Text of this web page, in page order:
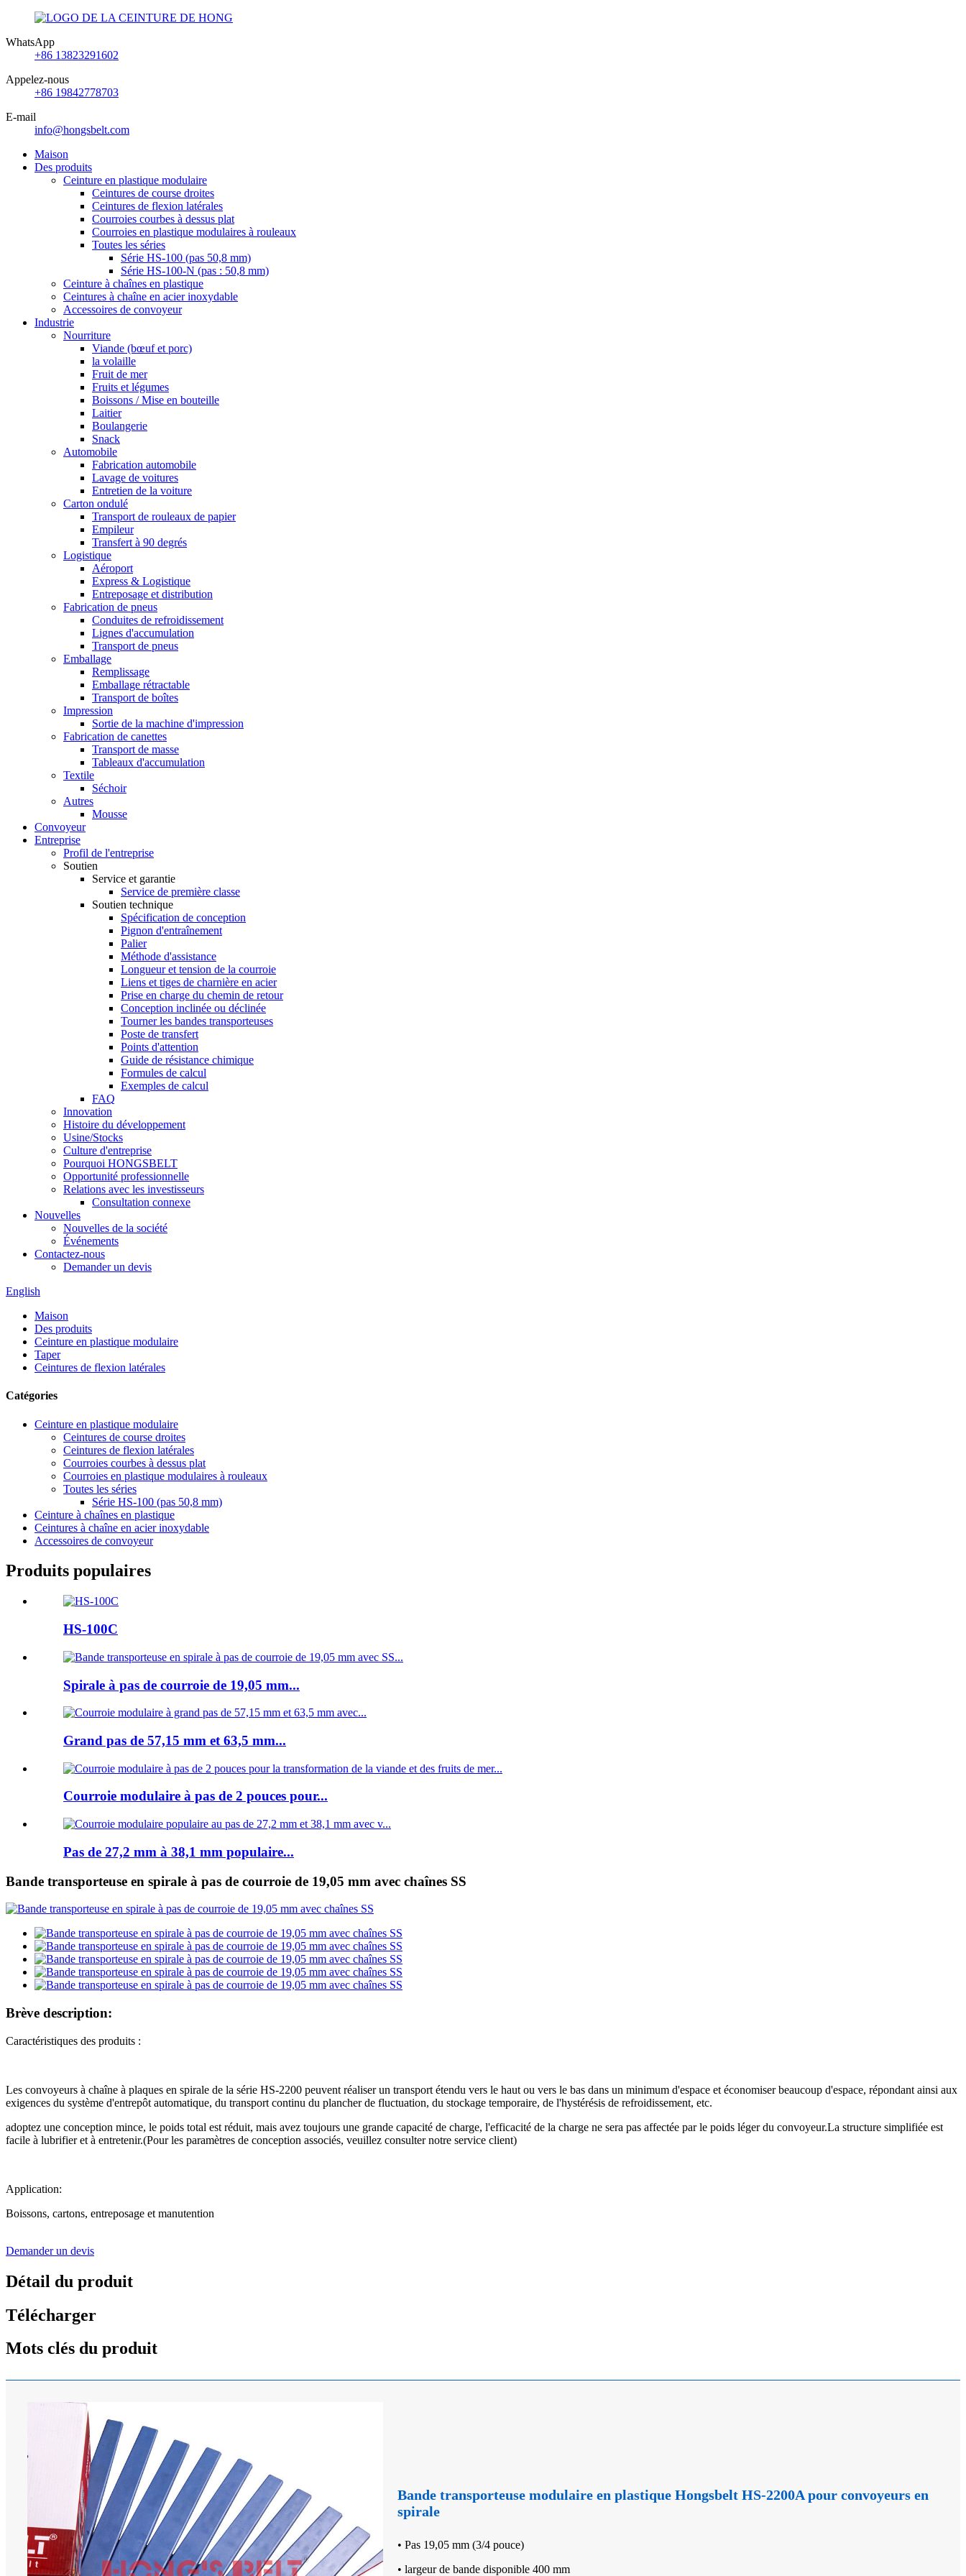
WhatsApp
+86 13823291602
Appelez-nous
+86 19842778703
E-mail
info@hongsbelt.com
Maison
Des produits
Ceinture en plastique modulaire
Ceintures de course droites
Ceintures de flexion latérales
Courroies courbes à dessus plat
Courroies en plastique modulaires à rouleaux
Toutes les séries
Série HS-100 (pas 50,8 mm)
Série HS-100-N (pas : 50,8 mm)
Ceinture à chaînes en plastique
Ceintures à chaîne en acier inoxydable
Accessoires de convoyeur
Industrie
Nourriture
Viande (bœuf et porc)
la volaille
Fruit de mer
Fruits et légumes
Boissons / Mise en bouteille
Laitier
Boulangerie
Snack
Automobile
Fabrication automobile
Lavage de voitures
Entretien de la voiture
Carton ondulé
Transport de rouleaux de papier
Empileur
Transfert à 90 degrés
Logistique
Aéroport
Express & Logistique
Entreposage et distribution
Fabrication de pneus
Conduites de refroidissement
Lignes d'accumulation
Transport de pneus
Emballage
Remplissage
Emballage rétractable
Transport de boîtes
Impression
Sortie de la machine d'impression
Fabrication de canettes
Transport de masse
Tableaux d'accumulation
Textile
Séchoir
Autres
Mousse
Convoyeur
Entreprise
Profil de l'entreprise
Soutien
Service et garantie
Service de première classe
Soutien technique
Spécification de conception
Pignon d'entraînement
Palier
Méthode d'assistance
Longueur et tension de la courroie
Liens et tiges de charnière en acier
Prise en charge du chemin de retour
Conception inclinée ou déclinée
Tourner les bandes transporteuses
Poste de transfert
Points d'attention
Guide de résistance chimique
Formules de calcul
Exemples de calcul
FAQ
Innovation
Histoire du développement
Usine/Stocks
Culture d'entreprise
Pourquoi HONGSBELT
Opportunité professionnelle
Relations avec les investisseurs
Consultation connexe
Nouvelles
Nouvelles de la société
Événements
Contactez-nous
Demander un devis
English
Maison
Des produits
Ceinture en plastique modulaire
Taper
Ceintures de flexion latérales
Catégories
Ceinture en plastique modulaire
Ceintures de course droites
Ceintures de flexion latérales
Courroies courbes à dessus plat
Courroies en plastique modulaires à rouleaux
Toutes les séries
Série HS-100 (pas 50,8 mm)
Ceinture à chaînes en plastique
Ceintures à chaîne en acier inoxydable
Accessoires de convoyeur
Produits populaires
HS-100C
Spirale à pas de courroie de 19,05 mm...
Grand pas de 57,15 mm et 63,5 mm...
Courroie modulaire à pas de 2 pouces pour...
Pas de 27,2 mm à 38,1 mm populaire...
Bande transporteuse en spirale à pas de courroie de 19,05 mm avec chaînes SS
Brève description:
Caractéristiques des produits :
Les convoyeurs à chaîne à plaques en spirale de la série HS-2200 peuvent réaliser un transport étendu vers le haut ou vers le bas dans un minimum d'espace et économiser beaucoup d'espace, répondant ainsi aux
exigences du système d'entrepôt automatique, du transport continu du plancher de fluctuation, du stockage temporaire, de l'hystérésis de refroidissement, etc.
adoptez une conception mince, le poids total est réduit, mais avez toujours une grande capacité de charge, l'efficacité de la charge ne sera pas affectée par le poids léger du convoyeur.La structure simplifiée est
facile à lubrifier et à entretenir.(Pour les paramètres de conception associés, veuillez consulter notre service client)
Application:
Boissons, cartons, entreposage et manutention
Demander un devis
Détail du produit
Télécharger
Mots clés du produit
Bande transporteuse modulaire en plastique Hongsbelt HS-2200A pour convoyeurs en
spirale
• Pas 19,05 mm (3/4 pouce)
• largeur de bande disponible 400 mm